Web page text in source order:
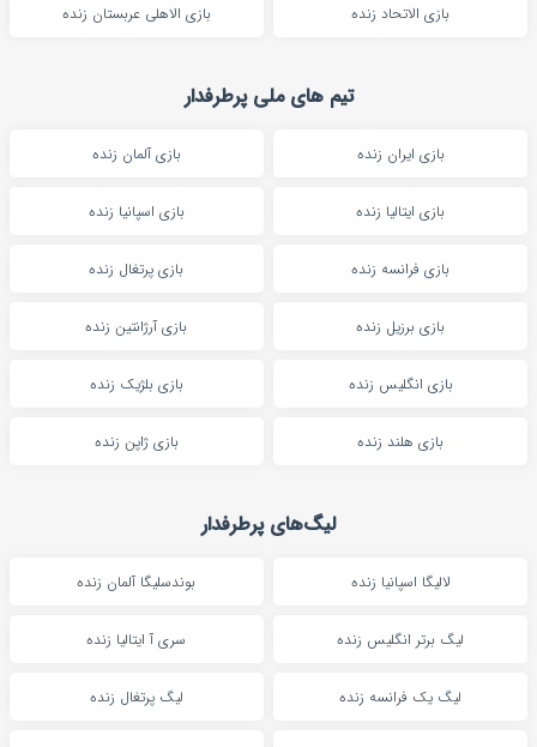
بازی الاتحاد زنده بازی الاهلی عربستان زنده
تیم های ملی پرطرفدار
بازی ایران زنده بازی آلمان زنده
بازی ایتالیا زنده بازی اسپانیا زنده
بازی فرانسه زنده بازی پرتغال زنده
بازی برزیل زنده بازی آرژانتین زنده
بازی انگلیس زنده بازی بلژیک زنده
بازی هلند زنده بازی ژاپن زنده
لیگ‌های پرطرفدار
لالیگا اسپانیا زنده بوندسلیگا آلمان زنده
لیگ برتر انگلیس زنده سری آ ایتالیا زنده
لیگ یک فرانسه زنده لیگ پرتغال زنده